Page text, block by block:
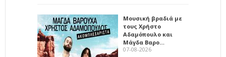
Μουσική βραδιά με
τους Χρήστο
Αδαμόπουλο και
Μάγδα Βαρο…
07-08-2026